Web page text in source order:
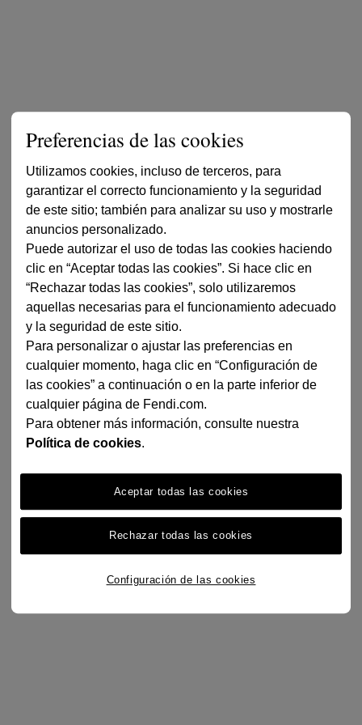
Preferencias de las cookies
Utilizamos cookies, incluso de terceros, para
garantizar el correcto funcionamiento y la seguridad
de este sitio; también para analizar su uso y mostrarle
anuncios personalizado.
Puede autorizar el uso de todas las cookies haciendo
clic en “Aceptar todas las cookies”. Si hace clic en
“Rechazar todas las cookies”, solo utilizaremos
aquellas necesarias para el funcionamiento adecuado
y la seguridad de este sitio.
Para personalizar o ajustar las preferencias en
cualquier momento, haga clic en “Configuración de
las cookies” a continuación o en la parte inferior de
cualquier página de Fendi.com.
Para obtener más información, consulte nuestra
Política de cookies.
Configuración de las cookies
Rechazar todas las cookies
Aceptar todas las cookies